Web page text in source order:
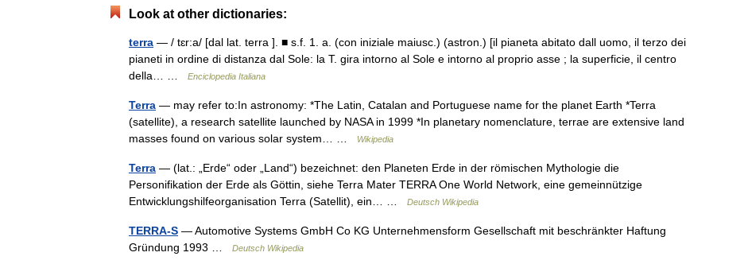
Look at other dictionaries:
terra — / tɛr:a/ [dal lat. terra ]. ■ s.f. 1. a. (con iniziale maiusc.) (astron.) [il pianeta abitato dall uomo, il terzo dei
pianeti in ordine di distanza dal Sole: la T. gira intorno al Sole e intorno al proprio asse ; la superficie, il centro
della… …
Enciclopedia Italiana
Terra — may refer to:In astronomy: *The Latin, Catalan and Portuguese name for the planet Earth *Terra
(satellite), a research satellite launched by NASA in 1999 *In planetary nomenclature, terrae are extensive land
masses found on various solar system… …
Wikipedia
Terra — (lat.: „Erde“ oder „Land“) bezeichnet: den Planeten Erde in der römischen Mythologie die
Personifikation der Erde als Göttin, siehe Terra Mater TERRA One World Network, eine gemeinnützige
Entwicklungshilfeorganisation Terra (Satellit), ein… …
Deutsch Wikipedia
TERRA-S — Automotive Systems GmbH Co KG Unternehmensform Gesellschaft mit beschränkter Haftung
Gründung 1993 …
Deutsch Wikipedia